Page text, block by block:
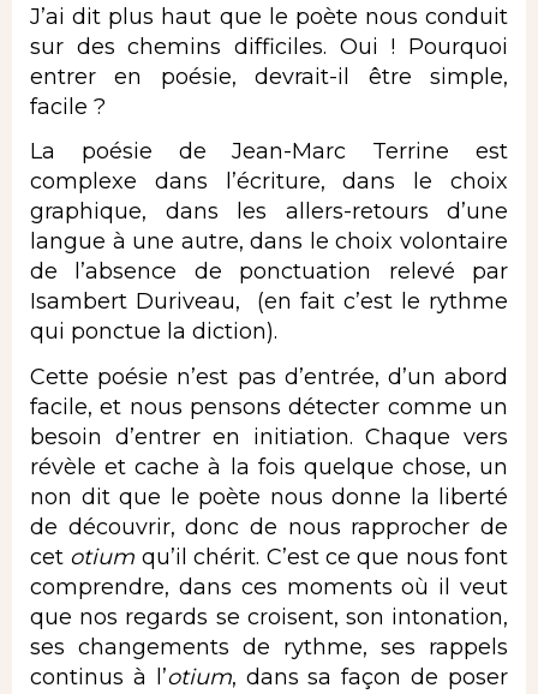
J’ai dit plus haut que le poète nous conduit
sur des chemins difficiles. Oui ! Pourquoi
entrer en poésie, devrait-il être simple,
facile ?
La poésie de Jean-Marc Terrine est
complexe dans l’écriture, dans le choix
graphique, dans les allers-retours d’une
langue à une autre, dans le choix volontaire
de l’absence de ponctuation relevé par
Isambert Duriveau, (en fait c’est le rythme
qui ponctue la diction).
Cette poésie n’est pas d’entrée, d’un abord
facile, et nous pensons détecter comme un
besoin d’entrer en initiation. Chaque vers
révèle et cache à la fois quelque chose, un
non dit que le poète nous donne la liberté
de découvrir, donc de nous rapprocher de
cet otium qu’il chérit. C’est ce que nous font
comprendre, dans ces moments où il veut
que nos regards se croisent, son intonation,
ses changements de rythme, ses rappels
continus à l’otium, dans sa façon de poser